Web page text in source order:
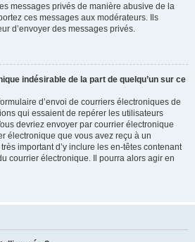
messages privés de manière abusive de la
ces messages aux modérateurs. Ils
d’envoyer des messages privés.
indésirable de la part de quelqu’un sur ce
d’envoi de courriers électroniques de
qui essaient de repérer les utilisateurs
devriez envoyer par courrier électronique
électronique que vous avez reçu à un
important d’y inclure les en-têtes contenant
courrier électronique. Il pourra alors agir en